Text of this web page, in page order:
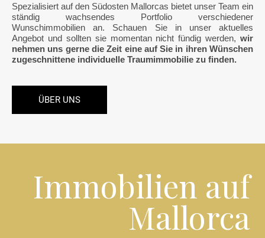
Spezialisiert auf den Südosten Mallorcas bietet unser Team ein
ständig wachsendes Portfolio verschiedener
Wunschimmobilien an. Schauen Sie in unser aktuelles
Angebot und sollten sie momentan nicht fündig werden, wir
nehmen uns gerne die Zeit eine auf Sie in ihren Wünschen
zugeschnittene individuelle Traumimmobilie zu finden.
ÜBER UNS
Immobilien auf
Mallorca